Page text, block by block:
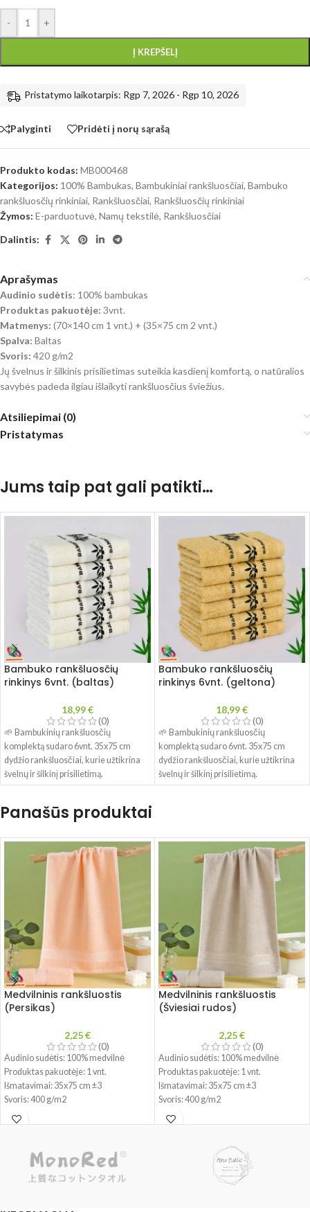
- +
Į KREPŠELĮ
Pristatymo laikotarpis: Rgp 7, 2026 - Rgp 10, 2026
Palyginti Pridėti į norų sąrašą
Produkto kodas: MB000468
Kategorijos: 100% Bambukas, Bambukiniai rankšluosčiai, Bambuko
rankšluosčių rinkiniai, Rankšluosčiai, Rankšluosčių rinkiniai
Žymos: E-parduotuvė, Namų tekstilė, Rankšluosčiai
Dalintis:
Aprašymas
Audinio sudėtis: 100% bambukas
Produktas pakuotėje: 3vnt.
Matmenys: (70×140 cm 1 vnt.) + (35×75 cm 2 vnt.)
Spalva: Baltas
Svoris: 420 g/m2
Jų švelnus ir šilkinis prisilietimas suteikia kasdienį komfortą, o natūralios
savybės padeda ilgiau išlaikyti rankšluosčius šviežius.
Atsiliepimai (0)
Pristatymas
Jums taip pat gali patikti…
Bambuko rankšluosčių
rinkinys 6vnt. (baltas)
18,99€
(0)
🌱 Bambukinių rankšluosčių
komplektą sudaro 6vnt. 35x75 cm
dydžio rankšluosčiai, kurie užtikrina
švelnų ir šilkinį prisilietimą.
🌱Iš bambuko pluošto pagaminti
minkšti ir gerai sugeria drėgmę.
Bambuko rankšluosčių
rinkinys 6vnt. (geltona)
18,99€
(0)
🌱 Bambukinių rankšluosčių
komplektą sudaro 6vnt. 35x75 cm
dydžio rankšluosčiai, kurie užtikrina
švelnų ir šilkinį prisilietimą.
🌱Iš bambuko pluošto pagaminti
Panašūs produktai
Medvilninis rankšluostis
(Persikas)
2,25€
(0)
Audinio sudėtis: 100% medvilnė
Produktas pakuotėje: 1 vnt.
Išmatavimai: 35x75 cm ±3
Svoris: 400 g/m2
Medvilninis rankšluostis
(Šviesiai rudos)
2,25€
(0)
Audinio sudėtis: 100% medvilnė
Produktas pakuotėje: 1 vnt.
Išmatavimai: 35x75 cm ±3
Svoris: 400 g/m2